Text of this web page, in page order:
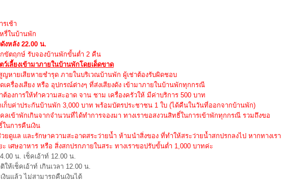
เช้า
รี่ในบ้านพัก
งหลัง 22.00 น.
ขัตฤกษ์ รับจองบ้านพักขั้นต่ำ 2 คืน
เลี้ยงเข้ามาภายในบ้านพักโดยเด็ดขาด
ญหายเสียหายชำรุด ภายในบริเวณบ้านพัก ผู้เช่าต้องรับผิดชอบ
เครื่องเสียง หรือ อุปกรณ์ต่างๆ ที่ส่งเสียงดัง เข้ามาภายในบ้านพักทุกกรณี
ต้องการให้ทำความสะอาด จาน ชาม เครื่องครัวให้ มีค่าบริการ 500 บาท
เก็บค่าประกันบ้านพัก 3,000 บาท พร้อมบัตรประชาชน 1 ใบ (ได้คืนในวันที่ออกจากบ้านพัก)
ลเข้าพักเกินจากจำนวนที่ได้ทำการจองมา ทางเราขอสงวนสิทธิ์ในการเข้าพักทุกกรณี รวมถึงขอ
นการคืนเงิน
ยดูแล และรักษาความสะอาดสระว่ายน้ำ ห้ามนำสิ่งของ ที่ทำให้สระว่ายน้ำสกปรกลงไป หากทางเรา
เศษอาหาร หรือ สิ่งสกปรกภายในสระ ทางเราขอปรับขั้นต่ำ 1,000 บาทค่ะ
น. เช็คเอ้าท์ 12.00 น.
ห้เช็คเอ้าท์ เกินเวลา 12.00 น.
งินแล้ว ไม่สามารถคืนเงินได้